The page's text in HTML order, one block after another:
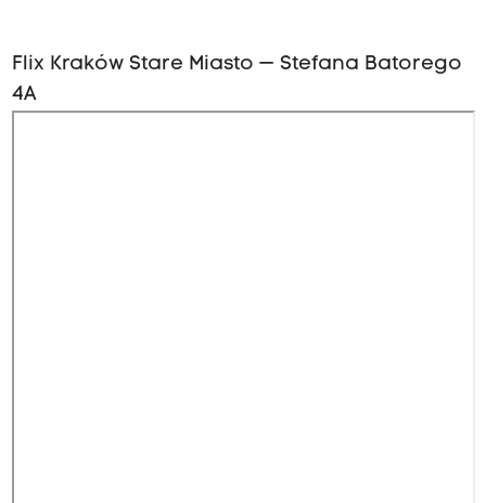
Flix Kraków Stare Miasto — Stefana Batorego
4A